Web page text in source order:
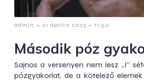
admin - 21 április 2023 - 11:50
Második póz
Sajnos a versenyen nem lesz „I”
pózgyakorlat, de a kötelező